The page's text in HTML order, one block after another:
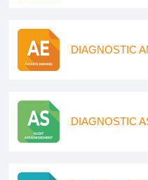
DIAGNOSTIC
DIAGNOSTIC